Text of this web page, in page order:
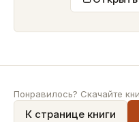
Понравилось? Скачайте
К странице книги